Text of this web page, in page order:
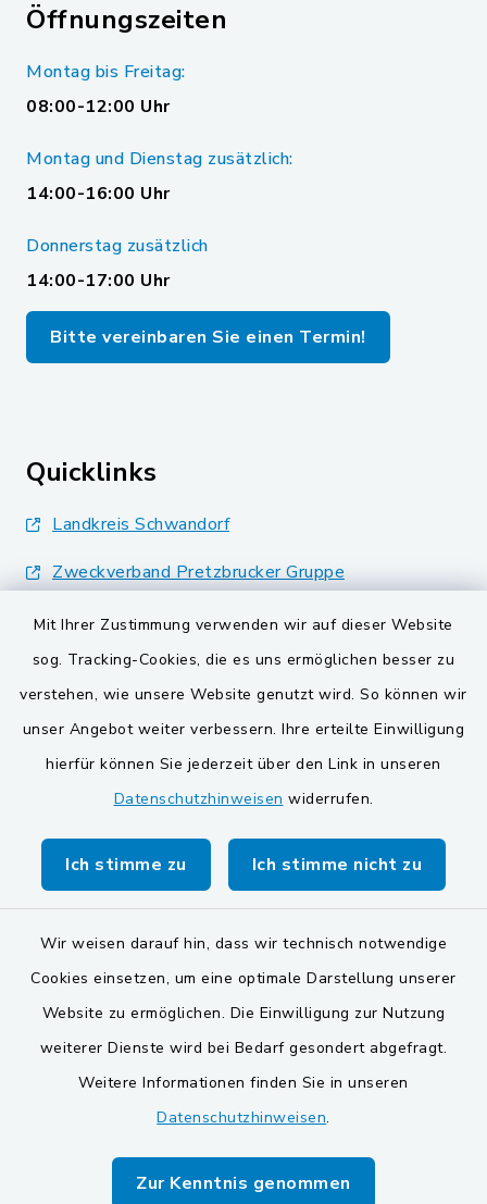
Mit Ihrer Zustimmung verwenden wir auf dieser Website
sog. Tracking-Cookies, die es uns ermöglichen besser zu
verstehen, wie unsere Website genutzt wird. So können wir
unser Angebot weiter verbessern. Ihre erteilte Einwilligung
hierfür können Sie jederzeit über den Link in unseren
Datenschutzhinweisen widerrufen.
Ich stimme zu Ich stimme nicht zu
Wir weisen darauf hin, dass wir technisch notwendige
Cookies einsetzen, um eine optimale Darstellung unserer
Website zu ermöglichen. Die Einwilligung zur Nutzung
weiterer Dienste wird bei Bedarf gesondert abgefragt.
Weitere Informationen finden Sie in unseren
Datenschutzhinweisen.
Zur Kenntnis genommen
Öffnungszeiten
Montag bis Freitag:
08:00-12:00 Uhr
Montag und Dienstag zusätzlich:
14:00-16:00 Uhr
Donnerstag zusätzlich
14:00-17:00 Uhr
Bitte vereinbaren Sie einen Termin!
Quicklinks
Landkreis Schwandorf
Zweckverband Pretzbrucker Gruppe
BayernPortal
Gemeinden der
Verwaltungsgemeinschaft
Gemeinde Schwarzach bei Nabburg
Markt Schwarzenfeld
Gemeinde Stulln
Barrierefreiheit